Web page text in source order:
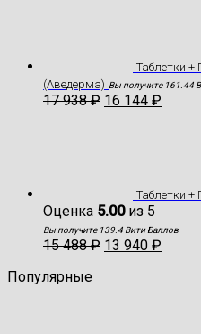
Таблетки +
(Аведерма) Вы получите 161.44
17 938₽ 16 144 ₽
Таблетки +
Оценка 5.00из 5
Вы получите 139.4 Вити Баллов
15 488₽ 13 940 ₽
Популярные